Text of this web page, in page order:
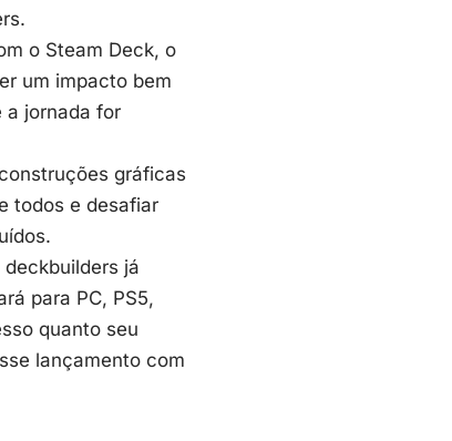
.
o Steam Deck, o
um impacto bem
a jornada for
gráficas
todos e desafiar
já
para PC, PS5,
quanto seu
lançamento com